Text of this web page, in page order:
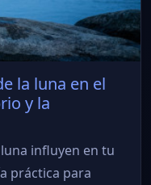
la luna en el
y la
influyen en tu
práctica para